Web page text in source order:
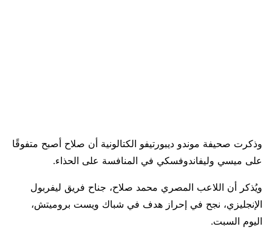
وذكرت صحيفة موندو ديبورتيفو الكتالونية أن صلاح أصبح متفوقًا
على ميسي وليفاندوفسكي في المنافسة على الحذاء.
ويُذكر أن اللاعب المصري محمد صلاح، جناح فريق ليفربول
الإنجليزي، نجح في إحراز هدف في شباك ويست بروميتش،
اليوم السبت.